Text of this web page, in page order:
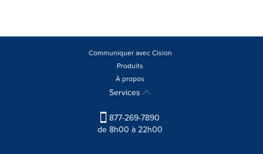
Communiquer avec Cision
Produits
À propos
Services
877-269-7890
de 8h00 à 22h00